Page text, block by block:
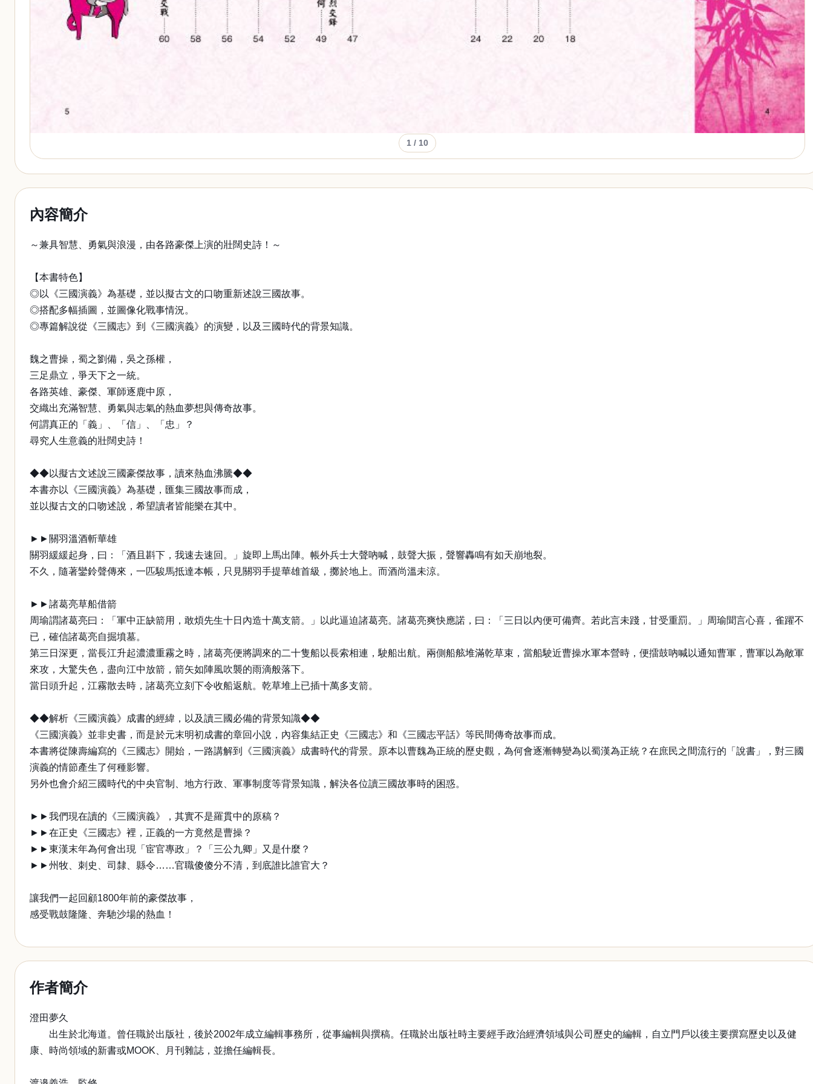
1 / 10
內容簡介
～兼具智慧、勇氣與浪漫，由各路豪傑上演的壯闊史詩！～
【本書特色】
◎以《三國演義》為基礎，並以擬古文的口吻重新述說三國故事。
◎搭配多幅插圖，並圖像化戰事情況。
◎專篇解說從《三國志》到《三國演義》的演變，以及三國時代的背景知識。
魏之曹操，蜀之劉備，吳之孫權，
三足鼎立，爭天下之一統。
各路英雄、豪傑、軍師逐鹿中原，
交織出充滿智慧、勇氣與志氣的熱血夢想與傳奇故事。
何謂真正的「義」、「信」、「忠」？
尋究人生意義的壯闊史詩！
◆◆以擬古文述說三國豪傑故事，讀來熱血沸騰◆◆
本書亦以《三國演義》為基礎，匯集三國故事而成，
並以擬古文的口吻述說，希望讀者皆能樂在其中。
►►關羽溫酒斬華雄
關羽緩緩起身，曰：「酒且斟下，我速去速回。」旋即上馬出陣。帳外兵士大聲吶喊，鼓聲大振，聲響轟鳴有如天崩地裂。
不久，隨著鑾鈴聲傳來，一匹駿馬抵達本帳，只見關羽手提華雄首級，擲於地上。而酒尚溫未涼。
►►諸葛亮草船借箭
周瑜謂諸葛亮曰：「軍中正缺箭用，敢煩先生十日內造十萬支箭。」以此逼迫諸葛亮。諸葛亮爽快應諾，曰：「三日以內便可備齊。若此言未踐，甘受重罰。」周瑜聞言心喜，雀躍不
已，確信諸葛亮自掘墳墓。
第三日深更，當長江升起濃濃重霧之時，諸葛亮便將調來的二十隻船以長索相連，駛船出航。兩側船舷堆滿乾草束，當船駛近曹操水軍本營時，便擂鼓吶喊以通知曹軍，曹軍以為敵軍
來攻，大驚失色，盡向江中放箭，箭矢如陣風吹襲的雨滴般落下。
當日頭升起，江霧散去時，諸葛亮立刻下令收船返航。乾草堆上已插十萬多支箭。
◆◆解析《三國演義》成書的經緯，以及讀三國必備的背景知識◆◆
《三國演義》並非史書，而是於元末明初成書的章回小說，內容集結正史《三國志》和《三國志平話》等民間傳奇故事而成。
本書將從陳壽編寫的《三國志》開始，一路講解到《三國演義》成書時代的背景。原本以曹魏為正統的歷史觀，為何會逐漸轉變為以蜀漢為正統？在庶民之間流行的「說書」，對三國
演義的情節產生了何種影響。
另外也會介紹三國時代的中央官制、地方行政、軍事制度等背景知識，解決各位讀三國故事時的困惑。
►►我們現在讀的《三國演義》，其實不是羅貫中的原稿？
►►在正史《三國志》裡，正義的一方竟然是曹操？
►►東漢末年為何會出現「宦官專政」？「三公九卿」又是什麼？
►►州牧、刺史、司隸、縣令……官職傻傻分不清，到底誰比誰官大？
讓我們一起回顧1800年前的豪傑故事，
感受戰鼓隆隆、奔馳沙場的熱血！
作者簡介
澄田夢久
出生於北海道。曾任職於出版社，後於2002年成立編輯事務所，從事編輯與撰稿。任職於出版社時主要經手政治經濟領域與公司歷史的編輯，自立門戶以後主要撰寫歷史以及健
康、時尚領域的新書或MOOK、月刊雜誌，並擔任編輯長。